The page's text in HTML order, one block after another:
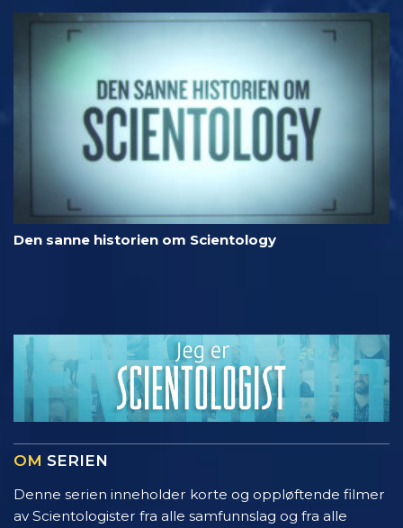
Den sanne historien om Scientology
OM SERIEN
Denne serien inneholder korte og oppløftende filmer
av Scientologister fra alle samfunnslag og fra alle